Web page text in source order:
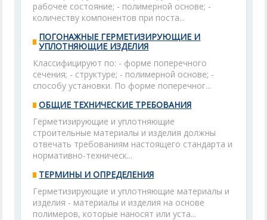
рабочее состояние; - полимерной основе; -
количеству компонентов при поста...
ПОГОНАЖНЫЕ ГЕРМЕТИЗИРУЮЩИЕ И
УПЛОТНЯЮЩИЕ ИЗДЕЛИЯ
Классифицируют по: - форме поперечного
сечения; - структуре; - полимерной основе; -
способу установки. По форме поперечног...
ОБЩИЕ ТЕХНИЧЕСКИЕ ТРЕБОВАНИЯ
Герметизирующие и уплотняющие
строительные материалы и изделия должны
отвечать требованиям настоящего стандарта и
нормативно-техническ...
ТЕРМИНЫ И ОПРЕДЕЛЕНИЯ
Герметизирующие и уплотняющие материалы и
изделия - материалы и изделия на основе
полимеров, которые наносят или уста...